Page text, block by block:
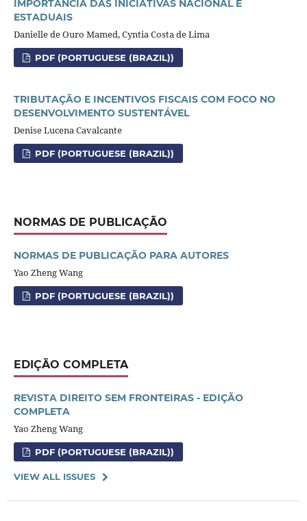
IMPORTÂNCIA DAS INICIATIVAS NACIONAL E
ESTADUAIS
Danielle de Ouro Mamed, Cyntia Costa de Lima
PDF (PORTUGUESE (BRAZIL))
TRIBUTAÇÃO E INCENTIVOS FISCAIS COM FOCO NO
DESENVOLVIMENTO SUSTENTÁVEL
Denise Lucena Cavalcante
PDF (PORTUGUESE (BRAZIL))
NORMAS DE PUBLICAÇÃO
NORMAS DE PUBLICAÇÃO PARA AUTORES
Yao Zheng Wang
PDF (PORTUGUESE (BRAZIL))
EDIÇÃO COMPLETA
REVISTA DIREITO SEM FRONTEIRAS - EDIÇÃO
COMPLETA
Yao Zheng Wang
PDF (PORTUGUESE (BRAZIL))
VIEW ALL ISSUES